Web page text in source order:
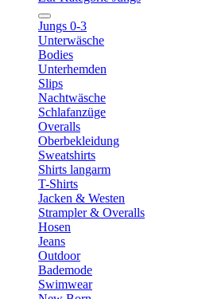
Jungs 0-3
Unterwäsche
Bodies
Unterhemden
Slips
Nachtwäsche
Schlafanzüge
Overalls
Oberbekleidung
Sweatshirts
Shirts langarm
T-Shirts
Jacken & Westen
Strampler & Overalls
Hosen
Jeans
Outdoor
Bademode
Swimwear